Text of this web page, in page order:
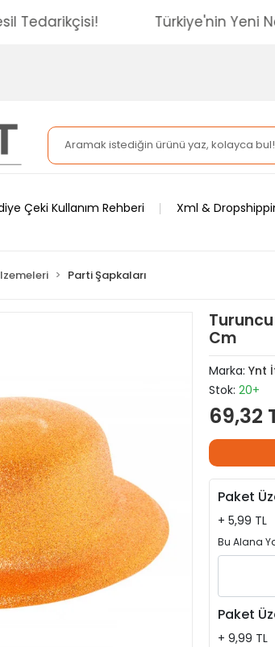
Nesil Tedarikçisi! Türkiye'nin
Çeki Kullanım Rehberi Xml &
Parti Şapkaları
Cm
Marka: Ynt
Stok: 20+
69,32
Paket
+ 5,99 TL
Bu Alana
Paket
+ 9,99 TL